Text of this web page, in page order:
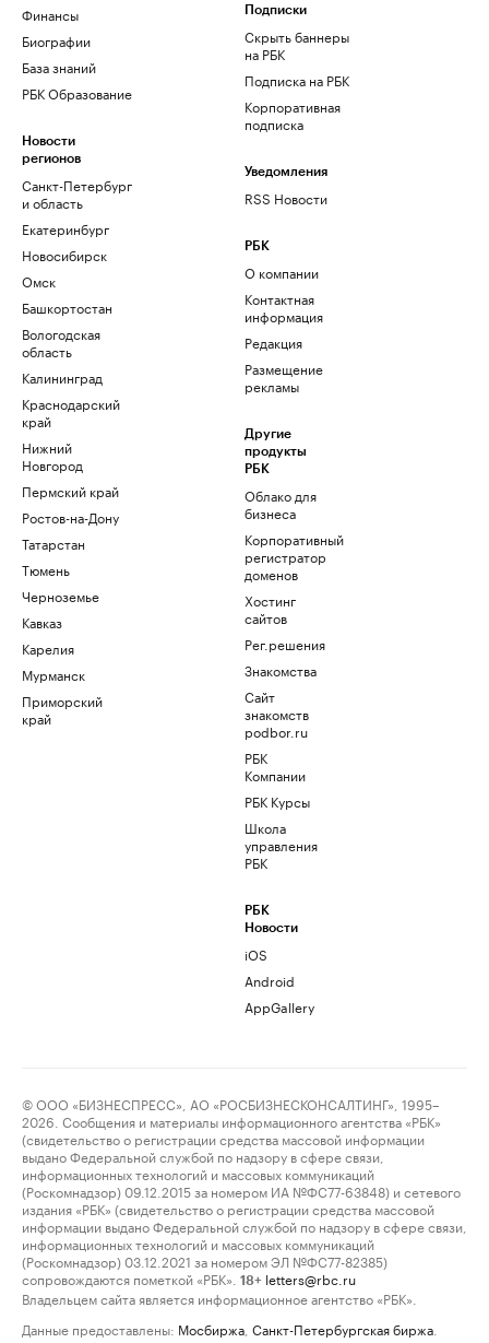
Финансы
Биографии
База знаний
РБК Образование
Новости
регионов
Санкт-Петербург
и область
Екатеринбург
Новосибирск
Омск
Башкортостан
Вологодская
область
Калининград
Краснодарский
край
Нижний
Новгород
Пермский край
Ростов-на-Дону
Татарстан
Тюмень
Черноземье
Кавказ
Карелия
Мурманск
Приморский
край
Подписки
Скрыть баннеры
на РБК
Подписка на РБК
Корпоративная
подписка
Уведомления
RSS Новости
РБК
О компании
Контактная
информация
Редакция
Размещение
рекламы
Другие
продукты
РБК
Облако для
бизнеса
Корпоративный
регистратор
доменов
Хостинг
сайтов
Рег.решения
Знакомства
Сайт
знакомств
podbor.ru
РБК
Компании
РБК Курсы
Школа
управления
РБК
РБК
Новости
iOS
Android
AppGallery
© ООО «БИЗНЕСПРЕСС», АО «РОСБИЗНЕСКОНСАЛТИНГ», 1995–
2026. Сообщения и материалы информационного агентства «РБК»
(свидетельство о регистрации средства массовой информации
выдано Федеральной службой по надзору в сфере связи,
информационных технологий и массовых коммуникаций
(Роскомнадзор) 09.12.2015 за номером ИА №ФС77-63848) и сетевого
издания «РБК» (свидетельство о регистрации средства массовой
информации выдано Федеральной службой по надзору в сфере связи,
информационных технологий и массовых коммуникаций
(Роскомнадзор) 03.12.2021 за номером ЭЛ №ФС77-82385)
сопровождаются пометкой «РБК».
18+ letters@rbc.ru
Владельцем сайта является информационное агентство «РБК».
Данные предоставлены: Мосбиржа Санкт-Петербургская биржа